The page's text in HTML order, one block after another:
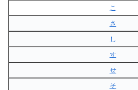
こ
さ
し
す
せ
そ